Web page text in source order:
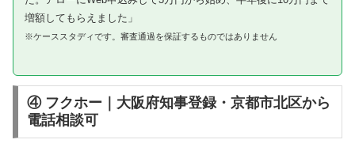
増額してもらえました」
※ケーススタディです。審査通過を保証するものではありません
④ フクホー｜大阪府知事登録・京都市北区から
電話相談可